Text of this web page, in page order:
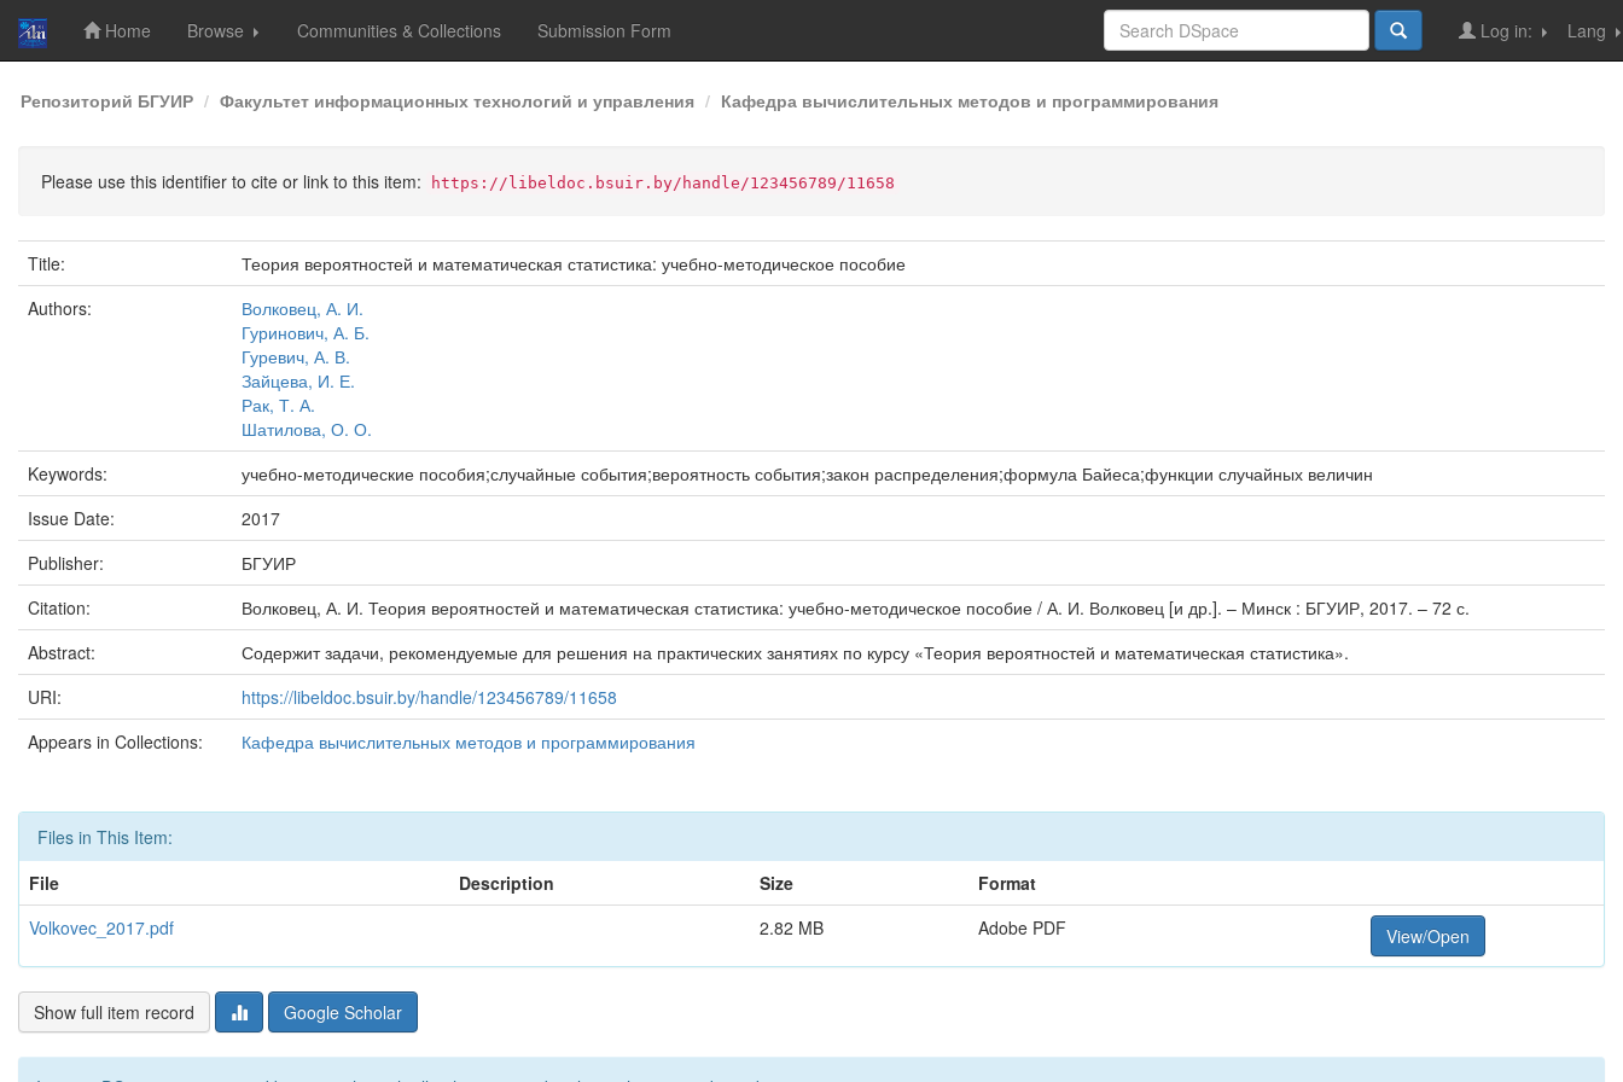
Skip
navigation
Home Browse Communities & Collections Submission Form Lang
Log in:
Репозиторий БГУИР Факультет информационных технологий и управления Кафедра вычислительных методов и программирования
Please use this identifier to cite or link to this item: https://libeldoc.bsuir.by/handle/123456789/11658
Title:
Теория вероятностей и математическая статистика: учебно-методическое пособие
Authors:
Волковец, А. И.
Гуринович, А. Б.
Гуревич, А. В.
Зайцева, И. Е.
Рак, Т. А.
Шатилова, О. О.
Keywords:
учебно-методические пособия;случайные события;вероятность события;закон распределения;формула Байеса;функции случайных величин
Issue Date:
2017
Publisher:
БГУИР
Citation:
Волковец, А. И. Теория вероятностей и математическая статистика: учебно-методическое пособие / А. И. Волковец [и др.]. – Минск : БГУИР, 2017. – 72 с.
Abstract:
Содержит задачи, рекомендуемые для решения на практических занятиях по курсу «Теория вероятностей и математическая статистика».
URI:
https://libeldoc.bsuir.by/handle/123456789/11658
Appears in Collections:
Кафедра вычислительных методов и программирования
Files in This Item:
File
Description Size
Format
Volkovec_2017.pdf
2.82 MB Adobe PDF View/Open
Show full item record Google Scholar